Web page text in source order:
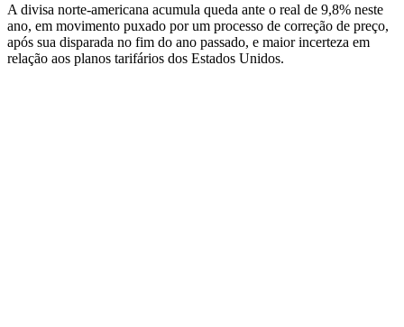
A divisa norte-americana acumula queda ante o real de 9,8% neste
ano, em movimento puxado por um processo de correção de preço,
após sua disparada no fim do ano passado, e maior incerteza em
relação aos planos tarifários dos Estados Unidos.